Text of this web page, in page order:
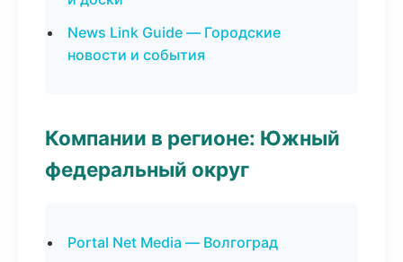
News Link Guide — Городские
новости и события
Компании в регионе: Южный
федеральный округ
Portal Net Media — Волгоград